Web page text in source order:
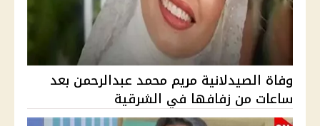
وفاة الصيدلانية مريم محمد عبدالرحمن بعد
ساعات من زفافها في الشرقية